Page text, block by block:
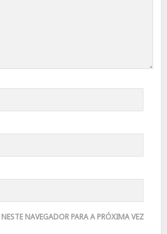
NAVEGADOR PARA A PRÓXIMA VEZ